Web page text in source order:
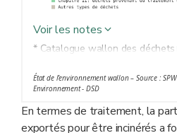
Voir les notes
* Catalogue wallon des déchets
et du revêtement des métaux
État de l’environnement wallon – Source : SPW
Environnement - DSD
En termes de traitement, la
exportés pour être incinérés a